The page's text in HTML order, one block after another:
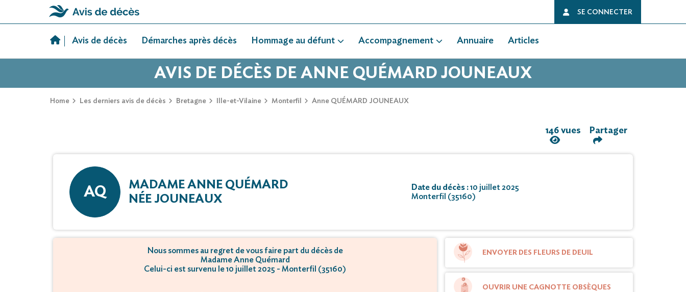
SE CONNECTER
Avis de décès Démarches après décès Hommage au défunt Accompagnement Annuaire Articles
AVIS DE DÉCÈS DE ANNE QUÉMARD JOUNEAUX
Home Les derniers avis de décès Bretagne Ille-et-Vilaine Monterfil Anne QUÉMARD JOUNEAUX
146 vues Partager
AQ
MADAME ANNE QUÉMARD
NÉE JOUNEAUX
Date du décès :10 juillet 2025
Monterfil (35160)
Nous sommes au regret de vous faire part du décès de
Madame Anne Quémard
Celui-ci est survenu le 10 juillet 2025 - Monterfil (35160)
ENVOYER DES FLEURS DE DEUIL
OUVRIR UNE CAGNOTTE OBSÈQUES